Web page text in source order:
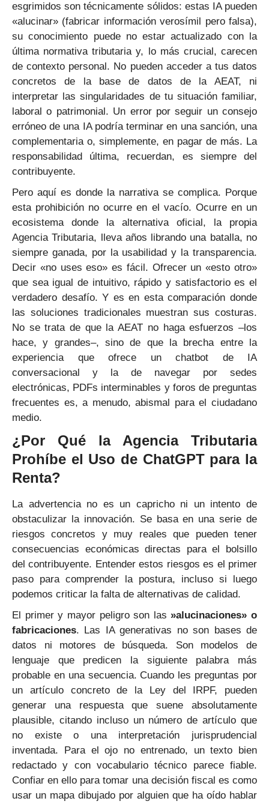
esgrimidos son técnicamente sólidos: estas IA pueden
«alucinar» (fabricar información verosímil pero falsa),
su conocimiento puede no estar actualizado con la
última normativa tributaria y, lo más crucial, carecen
de contexto personal. No pueden acceder a tus datos
concretos de la base de datos de la AEAT, ni
interpretar las singularidades de tu situación familiar,
laboral o patrimonial. Un error por seguir un consejo
erróneo de una IA podría terminar en una sanción, una
complementaria o, simplemente, en pagar de más. La
responsabilidad última, recuerdan, es siempre del
contribuyente.
Pero aquí es donde la narrativa se complica. Porque
esta prohibición no ocurre en el vacío. Ocurre en un
ecosistema donde la alternativa oficial, la propia
Agencia Tributaria, lleva años librando una batalla, no
siempre ganada, por la usabilidad y la transparencia.
Decir «no uses eso» es fácil. Ofrecer un «esto otro»
que sea igual de intuitivo, rápido y satisfactorio es el
verdadero desafío. Y es en esta comparación donde
las soluciones tradicionales muestran sus costuras.
No se trata de que la AEAT no haga esfuerzos –los
hace, y grandes–, sino de que la brecha entre la
experiencia que ofrece un chatbot de IA
conversacional y la de navegar por sedes
electrónicas, PDFs interminables y foros de preguntas
frecuentes es, a menudo, abismal para el ciudadano
medio.
¿Por Qué la Agencia Tributaria
Prohíbe el Uso de ChatGPT para la
Renta?
La advertencia no es un capricho ni un intento de
obstaculizar la innovación. Se basa en una serie de
riesgos concretos y muy reales que pueden tener
consecuencias económicas directas para el bolsillo
del contribuyente. Entender estos riesgos es el primer
paso para comprender la postura, incluso si luego
podemos criticar la falta de alternativas de calidad.
El primer y mayor peligro son las»alucinaciones» o
fabricaciones. Las IA generativas no son bases de
datos ni motores de búsqueda. Son modelos de
lenguaje que predicen la siguiente palabra más
probable en una secuencia. Cuando les preguntas por
un artículo concreto de la Ley del IRPF, pueden
generar una respuesta que suene absolutamente
plausible, citando incluso un número de artículo que
no existe o una interpretación jurisprudencial
inventada. Para el ojo no entrenado, un texto bien
redactado y con vocabulario técnico parece fiable.
Confiar en ello para tomar una decisión fiscal es como
usar un mapa dibujado por alguien que ha oído hablar